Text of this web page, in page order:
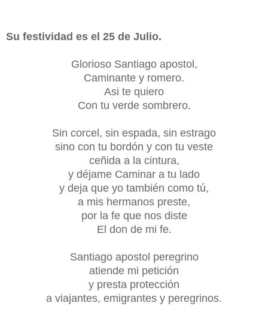
Su festividad es el 25 de Julio.
Glorioso Santiago apostol,
Caminante y romero.
Asi te quiero
Con tu verde sombrero.
Sin corcel, sin espada, sin estrago
sino con tu bordón y con tu veste
ceñida a la cintura,
y déjame Caminar a tu lado
y deja que yo también como tú,
a mis hermanos preste,
por la fe que nos diste
El don de mi fe.
Santiago apostol peregrino
atiende mi petición
y presta protección
a viajantes, emigrantes y peregrinos.